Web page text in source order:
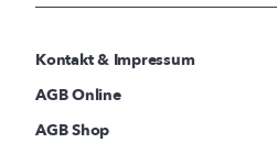
Kontakt & Impressum
AGB Online
AGB Shop